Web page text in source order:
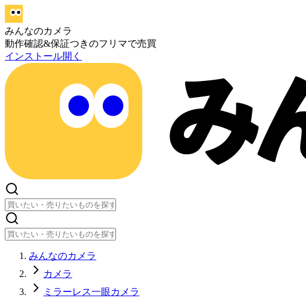
みんなのカメラ
動作確認&保証つきのフリマで売買
インストール開く
みんなのカメラ
カメラ
ミラーレス一眼カメラ